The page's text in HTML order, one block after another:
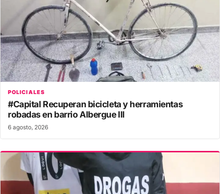
POLICIALES
#Capital Recuperan bicicleta y herramientas
robadas en barrio Albergue III
6 agosto, 2026